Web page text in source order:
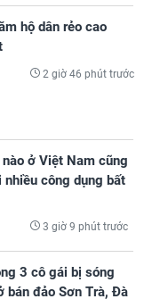
hộ dân rẻo cao
2 giờ 46 phút trước
ở Việt Nam cũng
công dụng bất
3 giờ 9 phút trước
3 cô gái bị sóng
bán đảo Sơn Trà, Đà